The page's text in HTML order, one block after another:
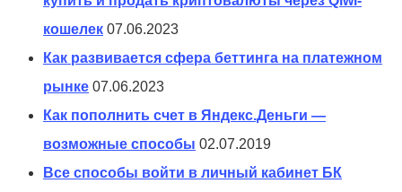
кошелек 07.06.2023
Как развивается сфера беттинга на платежном
рынке 07.06.2023
Как пополнить счет в Яндекс.Деньги —
возможные способы 02.07.2019
Все способы войти в личный кабинет БК